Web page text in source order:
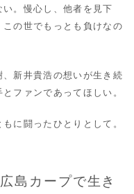
。慢心し、他者を見下
の世でもっとも負けなの
新井貴浩の想いが生き続
ファンであってほしい。
に闘ったひとりとして。
島カープで生き